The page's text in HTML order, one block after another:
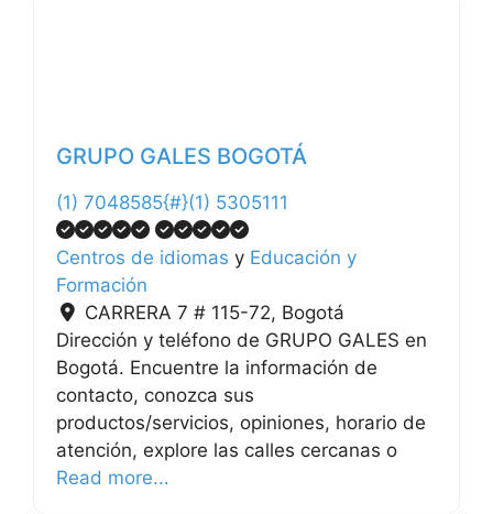
GRUPO GALES BOGOTÁ
(1) 7048585{#}(1) 5305111
Centros de idiomas y Educación y
Formación
CARRERA 7 # 115-72, Bogotá
Dirección y teléfono de GRUPO GALES en
Bogotá. Encuentre la información de
contacto, conozca sus
productos/servicios, opiniones, horario de
atención, explore las calles cercanas o
Read more...